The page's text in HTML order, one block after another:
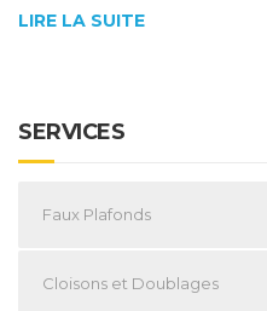
LIRE LA SUITE
SERVICES
Faux Plafonds
Cloisons et Doublages